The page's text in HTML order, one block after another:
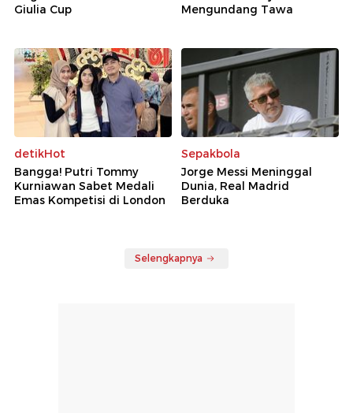
Giulia Cup
Mengundang Tawa
detikHot
Bangga! Putri Tommy
Kurniawan Sabet Medali
Emas Kompetisi di London
Sepakbola
Jorge Messi Meninggal
Dunia, Real Madrid
Berduka
Selengkapnya